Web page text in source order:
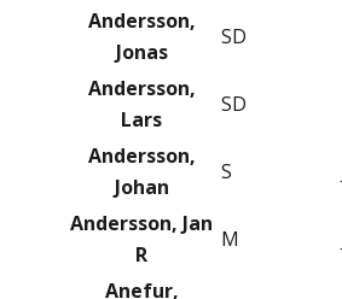
Andersson,
Jonas
SD
Andersson,
Lars
SD
Andersson,
Johan
S
Andersson, Jan
R
M
Anefur,